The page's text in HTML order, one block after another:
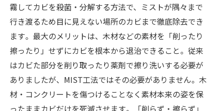
霧してカビを殺菌・分解する方法で、ミストが隅々まで
行き渡るため目に見えない場所のカビまで徹底除去でき
ます​。最大のメリットは、木材などの素材を「削ったり
擦ったり」せずにカビを根本から退治できること​。従来
はカビた部分を削り取ったり薬剤で擦り洗いする必要が
ありましたが、MIST工法ではその必要がありません​。木
材・コンクリートを傷つけることなく素材本来の姿を保
ったままカビだけを死滅させます​。「削らず・擦らず」